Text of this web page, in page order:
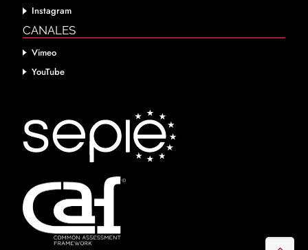
Instagram
CANALES
Vimeo
YouTube